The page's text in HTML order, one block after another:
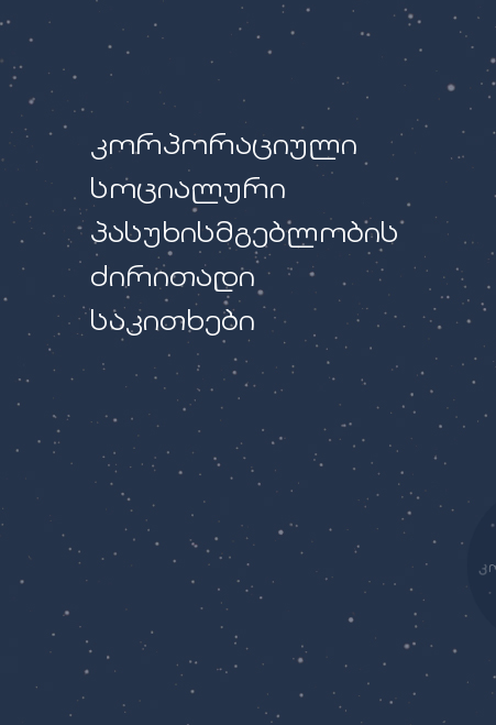
კორპორაციული
სოციალური
პასუხისმგებლობის
ძირითადი
საკითხები